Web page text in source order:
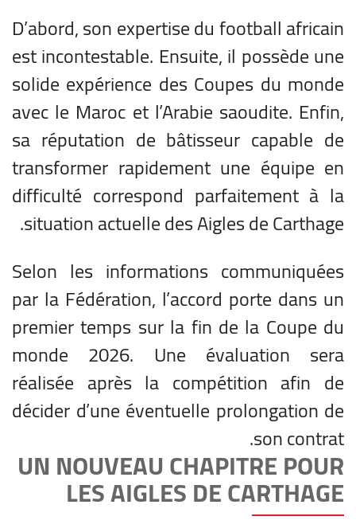
D’abord, son expertise du football africain
est incontestable. Ensuite, il possède une
solide expérience des Coupes du monde
avec le Maroc et l’Arabie saoudite. Enfin,
sa réputation de bâtisseur capable de
transformer rapidement une équipe en
difficulté correspond parfaitement à la
situation actuelle des Aigles de Carthage.
Selon les informations communiquées
par la Fédération, l’accord porte dans un
premier temps sur la fin de la Coupe du
monde 2026. Une évaluation sera
réalisée après la compétition afin de
décider d’une éventuelle prolongation de
son contrat.
UN NOUVEAU CHAPITRE POUR
LES AIGLES DE CARTHAGE